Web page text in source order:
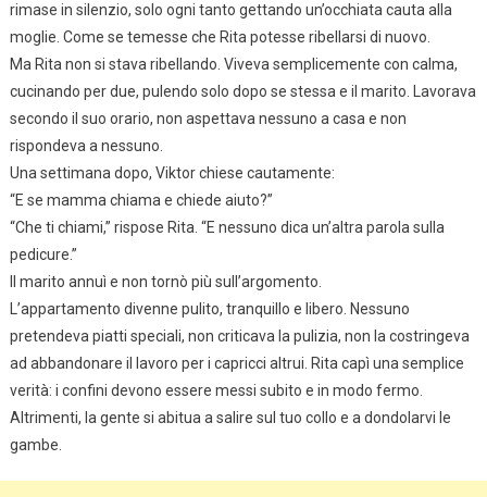
rimase in silenzio, solo ogni tanto gettando un’occhiata cauta alla
moglie. Come se temesse che Rita potesse ribellarsi di nuovo.
Ma Rita non si stava ribellando. Viveva semplicemente con calma,
cucinando per due, pulendo solo dopo se stessa e il marito. Lavorava
secondo il suo orario, non aspettava nessuno a casa e non
rispondeva a nessuno.
Una settimana dopo, Viktor chiese cautamente:
“E se mamma chiama e chiede aiuto?”
“Che ti chiami,” rispose Rita. “E nessuno dica un’altra parola sulla
pedicure.”
Il marito annuì e non tornò più sull’argomento.
L’appartamento divenne pulito, tranquillo e libero. Nessuno
pretendeva piatti speciali, non criticava la pulizia, non la costringeva
ad abbandonare il lavoro per i capricci altrui. Rita capì una semplice
verità: i confini devono essere messi subito e in modo fermo.
Altrimenti, la gente si abitua a salire sul tuo collo e a dondolarvi le
gambe.